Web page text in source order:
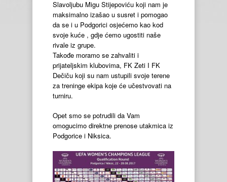
Slavoljubu Migu Stijepoviću koji nam je
maksimalno izašao u susret i pomogao
da se i u Podgorici osjećemo kao kod
svoje kuće , gdje ćemo ugostiti naše
rivale iz grupe.
Takođe moramo se zahvaliti i
prijateljskim klubovima, FK Zeti I FK
Dečiču koji su nam ustupili svoje terene
za treninge ekipa koje će učestvovati na
turniru.
Opet smo se potrudili da Vam
omogucimo direktne prenose utakmica iz
Podgorice i Niksica.